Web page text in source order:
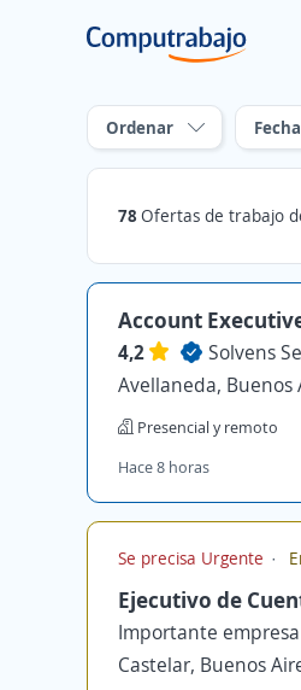
Ordenar Fecha
78 Ofertas de trabajo de ejecutivo
Account
4,2
Solvens
Avellaneda, Buenos
Presencial y remoto
Hace 8 horas
Se precisa Urgente
Ejecutivo de
Importante
Castelar, Buenos